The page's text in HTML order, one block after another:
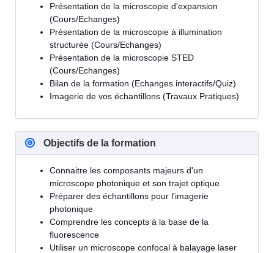
Présentation de la microscopie d'expansion
(Cours/Echanges)
Présentation de la microscopie à illumination
structurée (Cours/Echanges)
Présentation de la microscopie STED
(Cours/Echanges)
Bilan de la formation (Echanges interactifs/Quiz)
Imagerie de vos échantillons (Travaux Pratiques)
Objectifs de la formation
Connaitre les composants majeurs d'un
microscope photonique et son trajet optique
Préparer des échantillons pour l'imagerie
photonique
Comprendre les concepts à la base de la
fluorescence
Utiliser un microscope confocal à balayage laser